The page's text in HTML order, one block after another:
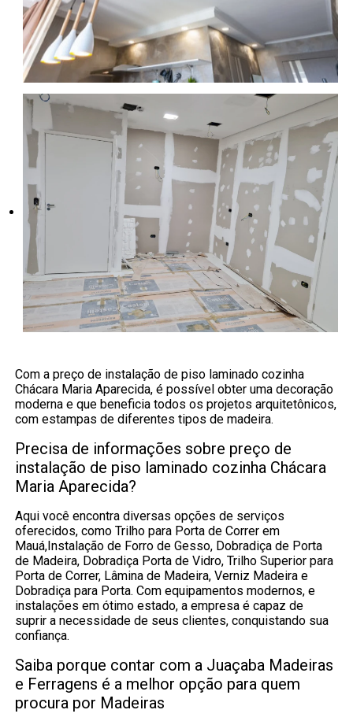
Com a preço de instalação de piso laminado cozinha
Chácara Maria Aparecida, é possível obter uma decoração
moderna e que beneficia todos os projetos arquitetônicos,
com estampas de diferentes tipos de madeira.
Precisa de informações sobre preço de
instalação de piso laminado cozinha Chácara
Maria Aparecida?
Aqui você encontra diversas opções de serviços
oferecidos, como Trilho para Porta de Correr em
Mauá,Instalação de Forro de Gesso, Dobradiça de Porta
de Madeira, Dobradiça Porta de Vidro, Trilho Superior para
Porta de Correr, Lâmina de Madeira, Verniz Madeira e
Dobradiça para Porta. Com equipamentos modernos, e
instalações em ótimo estado, a empresa é capaz de
suprir a necessidade de seus clientes, conquistando sua
confiança.
Saiba porque contar com a Juaçaba Madeiras
e Ferragens é a melhor opção para quem
procura por Madeiras